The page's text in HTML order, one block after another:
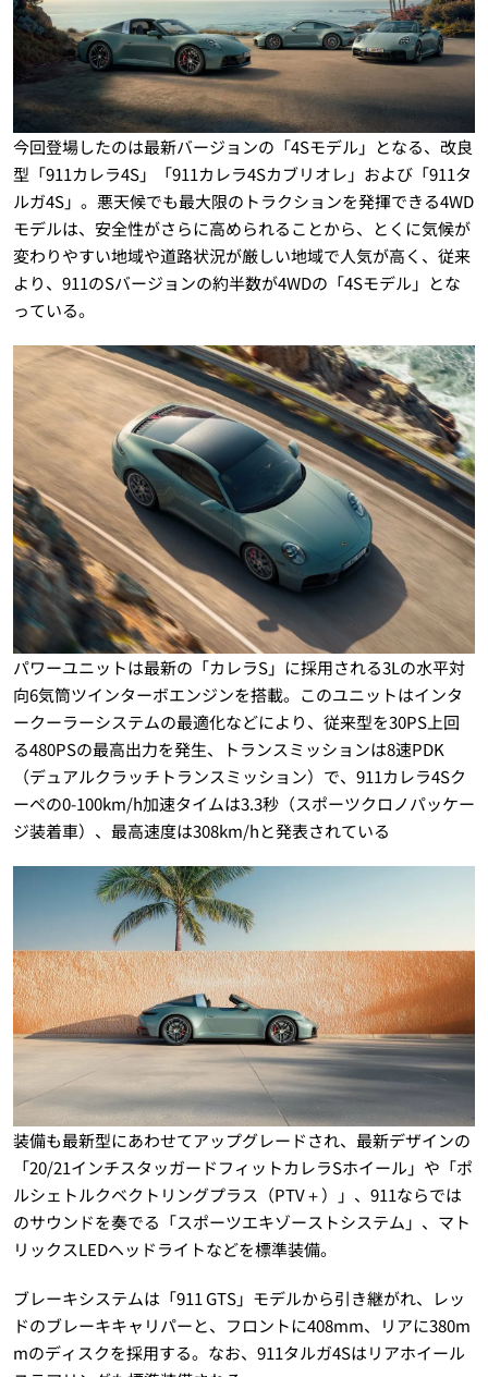
今回登場したのは最新バージョンの「4Sモデル」となる、改良
型「911カレラ4S」「911カレラ4Sカブリオレ」および「911タ
ルガ4S」。悪天候でも最大限のトラクションを発揮できる4WD
モデルは、安全性がさらに高められることから、とくに気候が
変わりやすい地域や道路状況が厳しい地域で人気が高く、従来
より、911のSバージョンの約半数が4WDの「4Sモデル」とな
っている。
パワーユニットは最新の「カレラS」に採用される3Lの水平対
向6気筒ツインターボエンジンを搭載。このユニットはインタ
ークーラーシステムの最適化などにより、従来型を30PS上回
る480PSの最高出力を発生、トランスミッションは8速PDK
（デュアルクラッチトランスミッション）で、911カレラ4Sク
ーペの0-100km/h加速タイムは3.3秒（スポーツクロノパッケー
ジ装着車）、最高速度は308km/hと発表されている
装備も最新型にあわせてアップグレードされ、最新デザインの
「20/21インチスタッガードフィットカレラSホイール」や「ポ
ルシェトルクベクトリングプラス（PTV＋）」、911ならでは
のサウンドを奏でる「スポーツエキゾーストシステム」、マト
リックスLEDヘッドライトなどを標準装備。
ブレーキシステムは「911 GTS」モデルから引き継がれ、レッ
ドのブレーキキャリパーと、フロントに408mm、リアに380m
mのディスクを採用する。なお、911タルガ4Sはリアホイール